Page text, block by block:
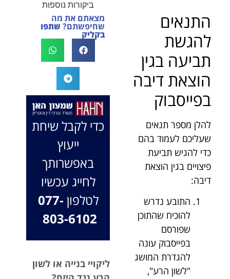
התנאים
להגשת
תביעה בגין
הוצאת דיבה
בפייסבוק
להלן מספר תנאים
שעליכם לעמוד בהם
כדי להגיש תביעת
פיצויים בגין הוצאת
דיבה:
התובע נדרש
להוכיח שהתוכן
שפורסם
בפייסבוק עונה
להגדרת המושג
"לשון הרע",
וסירבו לקחת
אותו.לאחר
שסיפרתי בקצרה
המקרה, הוא
החליט לייצג אותי
בלי לחשוב
פעמיים, הקשיב
לי ולקח את התיק
שלי פרו בונו מכל
הלב.
רבה על המילים
החמות ועל
האמון. שמחנו
לעמוד לצידך,
במיוחד בתיק לא
פשוט, ומאחלים
לך המון הצלחה
בהמשך. תמיד
כאן בשבילך.
בברכה, משרד
עו"ד שמעון האן
ונוטריון
ביקורות נוספות
מצאתם את מה
שחיפשתם? שתפו
בקליק
כדי לקבל שיחת
ייעוץ
באפשרותך
לחייג עכשיו
לטלפון 077-
803-6102
ליקויי בנייה או לשון